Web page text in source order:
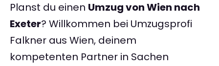
Planst du einen Umzug von Wien nach
Exeter? Willkommen bei Umzugsprofi
Falkner aus Wien, deinem
kompetenten Partner in Sachen